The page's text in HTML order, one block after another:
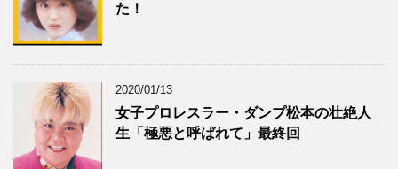
た！
2020/01/13
女子プロレスラー・ダンプ松本の壮絶人
生「極悪と呼ばれて」最終回